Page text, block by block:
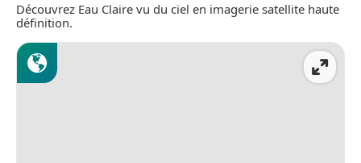
Découvrez Eau Claire vu du ciel en imagerie satellite haute
définition.